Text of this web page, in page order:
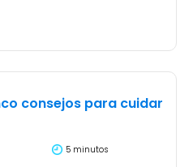
consejos para cuidar
5 minutos